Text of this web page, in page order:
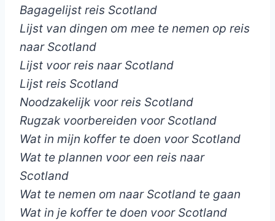
Bagagelijst reis Scotland
Lijst van dingen om mee te nemen op reis
naar Scotland
Lijst voor reis naar Scotland
Lijst reis Scotland
Noodzakelijk voor reis Scotland
Rugzak voorbereiden voor Scotland
Wat in mijn koffer te doen voor Scotland
Wat te plannen voor een reis naar
Scotland
Wat te nemen om naar Scotland te gaan
Wat in je koffer te doen voor Scotland